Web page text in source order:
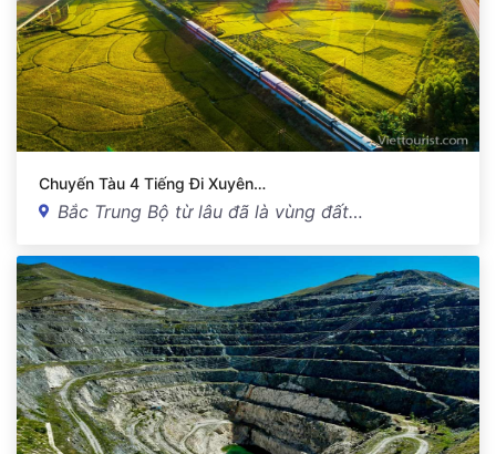
Chuyến Tàu 4 Tiếng Đi Xuyên…
Bắc Trung Bộ từ lâu đã là vùng đất…